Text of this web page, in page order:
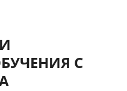
С